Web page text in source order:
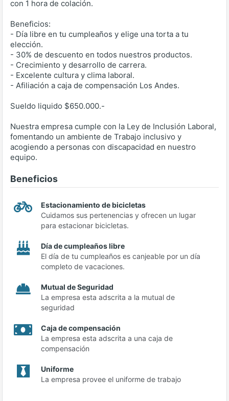
con 1 hora de colación.
Beneficios:
- Día libre en tu cumpleaños y elige una torta a tu
elección.
- 30% de descuento en todos nuestros productos.
- Crecimiento y desarrollo de carrera.
- Excelente cultura y clima laboral.
- Afiliación a caja de compensación Los Andes.
Sueldo liquido $650.000.-
Nuestra empresa cumple con la Ley de Inclusión Laboral,
fomentando un ambiente de Trabajo inclusivo y
acogiendo a personas con discapacidad en nuestro
equipo.
Beneficios
Estacionamiento de bicicletas
Cuidamos sus pertenencias y ofrecen un lugar
para estacionar bicicletas.
Día de cumpleaños libre
El día de tu cumpleaños es canjeable por un día
completo de vacaciones.
Mutual de Seguridad
La empresa esta adscrita a la mutual de
seguridad
Caja de compensación
La empresa esta adscrita a una caja de
compensación
Uniforme
La empresa provee el uniforme de trabajo